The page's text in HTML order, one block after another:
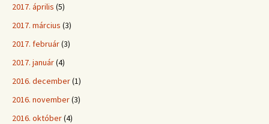
2017. április (5)
2017. március (3)
2017. február(3)
2017. január(4)
2016. december(1)
2016. november(3)
2016. október(4)